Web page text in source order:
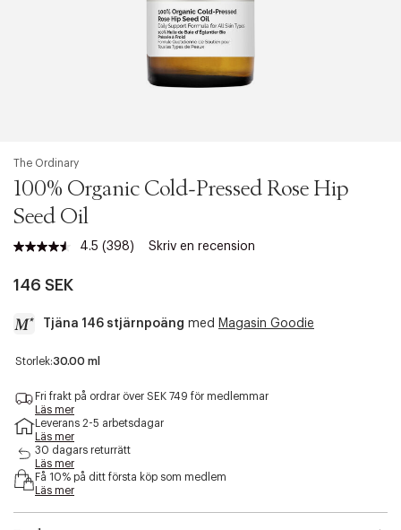
The Ordinary
100% Organic Cold-Pressed Rose Hip
Seed Oil
4.5 Läs
samma
(398) Skriv en recension
146 SEK
Tjäna 146 stjärnpoäng med Magasin Goodie
a
c
s
b
i
Storlek:30.00 ml
Fri frakt på ordrar över SEK 749 för medlemmar
Läs mer
Leverans 2-5 arbetsdagar
Läs mer
30 dagars returrätt
Läs mer
Få 10% på ditt första köp som medlem
Läs mer